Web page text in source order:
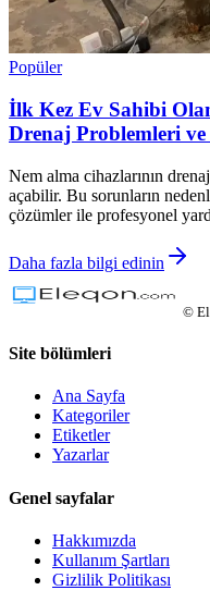
Popüler
İlk Kez Ev Sahibi
Drenaj Problemleri
Nem alma cihazlarının
açabilir. Bu sorunların
çözümler ile profesyonel
Daha fazla bilgi edinin
©
Site bölümleri
Ana Sayfa
Kategoriler
Etiketler
Yazarlar
Genel sayfalar
Hakkımızda
Kullanım Şartları
Gizlilik Politikası